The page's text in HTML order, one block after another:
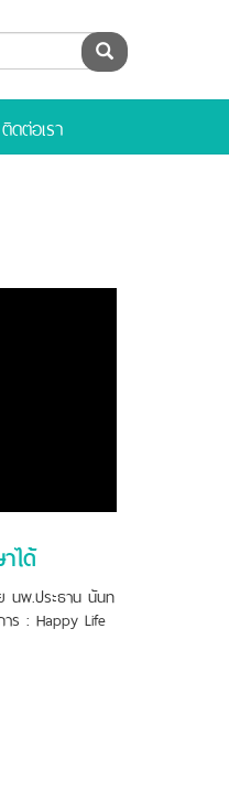
ค้นหา
ติดต่อเรา
ได้
นพ.ประธาน นันท
ร : Happy Life